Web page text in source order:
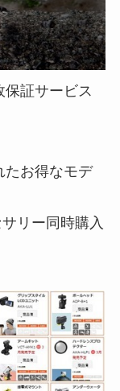
保証サービス
お得なモデ
リー同時購入